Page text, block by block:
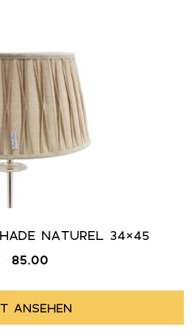
NATUREL 34×45
85.00
ANSEHEN